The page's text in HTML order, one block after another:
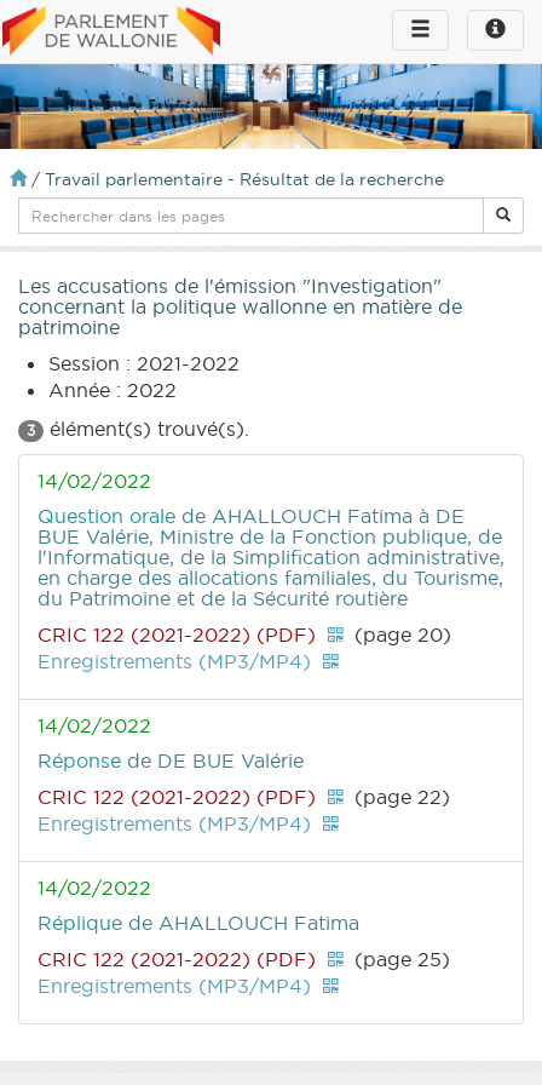
Toggle
infos
Toggle
navigation
/ Travail parlementaire - Résultat de la recherche
Les accusations de l'émission "Investigation"
concernant la politique wallonne en matière de
patrimoine
Session : 2021-2022
Année : 2022
3 élément(s) trouvé(s).
14/02/2022
Question orale de AHALLOUCH Fatima à DE
BUE Valérie, Ministre de la Fonction publique, de
l'Informatique, de la Simplification administrative,
en charge des allocations familiales, du Tourisme,
du Patrimoine et de la Sécurité routière
CRIC 122 (2021-2022) (PDF)
(page 20)
Enregistrements (MP3/MP4)
14/02/2022
Réponse de DE BUE Valérie
CRIC 122 (2021-2022) (PDF)
(page 22)
Enregistrements (MP3/MP4)
14/02/2022
Réplique de AHALLOUCH Fatima
CRIC 122 (2021-2022) (PDF)
(page 25)
Enregistrements (MP3/MP4)